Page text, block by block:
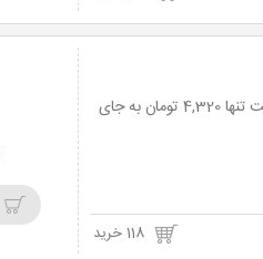
82% تخفیف ویژه عکاسی و چاپ 2 قطعه عکس 21*16 در آتلیه شیوه جیحون با پرداخت تنها 4,320 تومان به جای
118 خرید